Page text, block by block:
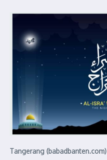
Tangerang (babadbanten.com)